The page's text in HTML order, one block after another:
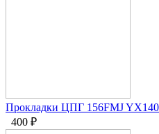
Прокладки ЦПГ 156FMJ
400 ₽